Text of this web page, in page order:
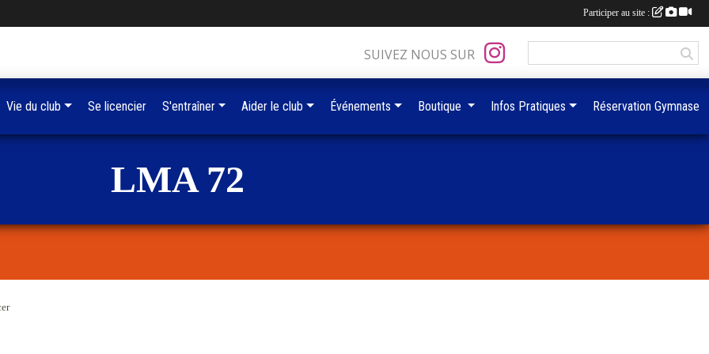
LMA 72
SUIVEZ NOUS SUR
Vie du club Se licencier S'entraîner Aider le club Événements Boutique Infos Pratiques Réservation Gymnase
Participer au site :